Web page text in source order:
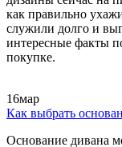
как правильно
служили долго и
интересные факты
покупке.
16мар
Как выбрать
Основание дивана